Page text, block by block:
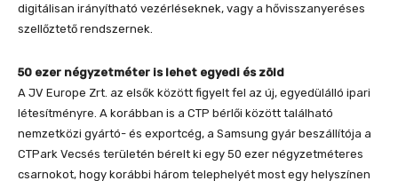
digitálisan irányítható vezérléseknek, vagy a hővisszanyeréses
szellőztető rendszernek.
50 ezer négyzetméter is lehet egyedi és zöld
A JV Europe Zrt. az elsők között figyelt fel az új, egyedülálló ipari
létesítményre. A korábban is a CTP bérlői között található
nemzetközi gyártó- és exportcég, a Samsung gyár beszállítója a
CTPark Vecsés területén bérelt ki egy 50 ezer négyzetméteres
csarnokot, hogy korábbi három telephelyét most egy helyszínen